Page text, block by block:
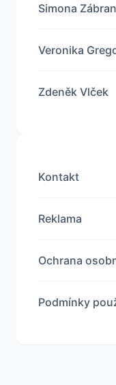
Simona
Veronika
Zdeněk Vlček
Kontakt
Reklama
Ochrana
Podmínky